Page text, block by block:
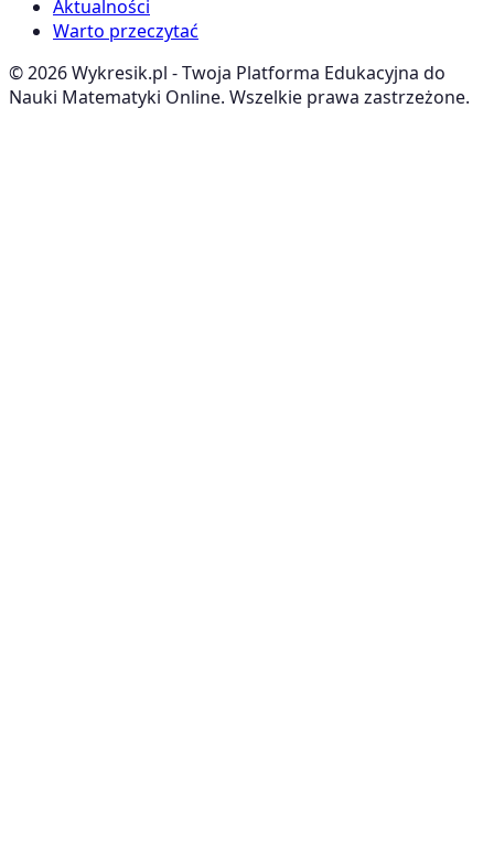
Aktualności
Warto przeczytać
©2026Wykresik.pl - Twoja Platforma Edukacyjna do
Nauki Matematyki Online. Wszelkie prawa zastrzeżone.